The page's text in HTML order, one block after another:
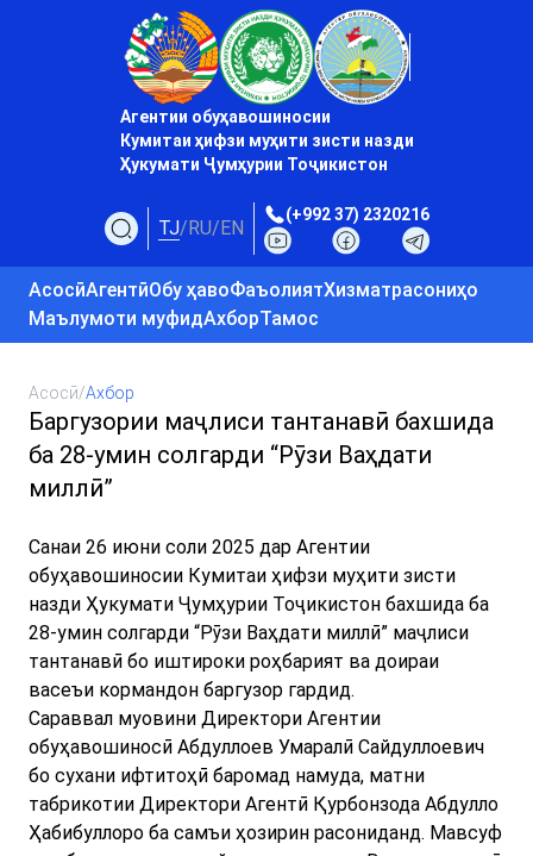
Агентии обуҳавошиносии
Кумитаи ҳифзи муҳити зисти назди
Ҳукумати Ҷумҳурии Тоҷикистон
TJ/RU/EN
(+992 37) 2320216
АсосӣАгентӣОбу ҳавоФаъолиятХизматрасониҳо
Маълумоти муфидАхборТамос
Асосӣ/Ахбор
Баргузории маҷлиси тантанавӣ бахшида
ба 28-умин солгарди “Рӯзи Ваҳдати
миллӣ”
Санаи 26 июни соли 2025 дар Агентии
обуҳавошиносии Кумитаи ҳифзи муҳити зисти
назди Ҳукумати Ҷумҳурии Тоҷикистон бахшида ба
28-умин солгарди “Рӯзи Ваҳдати миллӣ” маҷлиси
тантанавӣ бо иштироки роҳбарият ва доираи
васеъи кормандон баргузор гардид.
Сараввал муовини Директори Агентии
обуҳавошиносӣ Абдуллоев Умаралӣ Сайдуллоевич
бо сухани ифтитоҳӣ баромад намуда, матни
табрикотии Директори Агентӣ Қурбонзода Абдулло
Ҳабибуллоро ба самъи ҳозирин расониданд. Мавсуф